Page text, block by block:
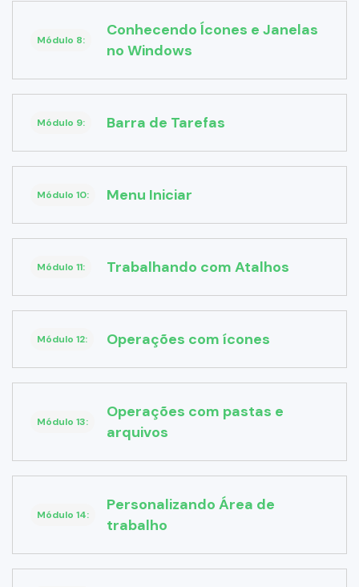
Módulo 8:
Conhecendo Ícones e Janelas
no Windows
Módulo 9: Barra de Tarefas
Módulo 10: Menu Iniciar
Módulo 11: Trabalhando com Atalhos
Módulo 12: Operações com ícones
Módulo 13:
Operações com pastas e
arquivos
Módulo 14:
Personalizando Área de
trabalho